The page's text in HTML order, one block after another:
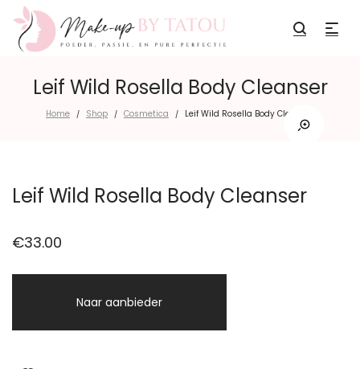
Leif Wild Rosella Body Cleanser
Home / Shop / Cosmetica / Leif Wild Rosella Body Cleanser
Leif Wild Rosella Body Cleanser
€33.00
Naar aanbieder